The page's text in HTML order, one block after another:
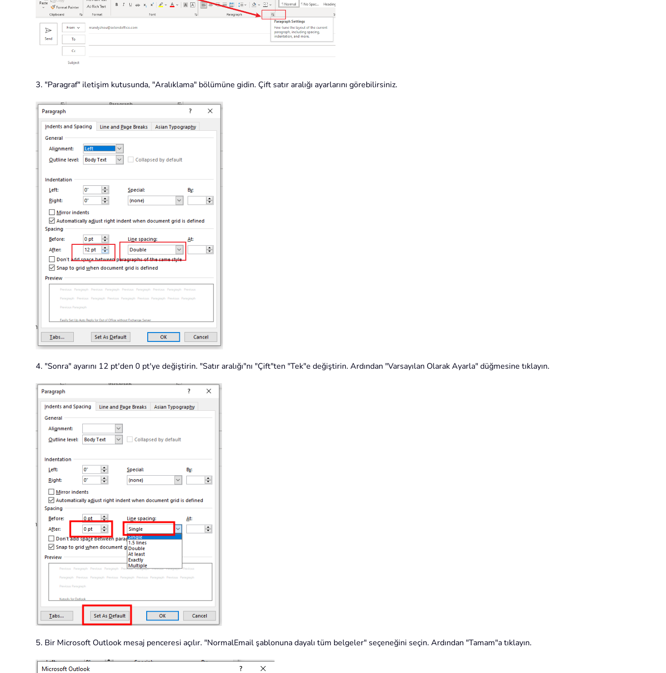
3. "Paragraf" iletişim kutusunda, "Aralıklama" bölümüne gidin. Çift satır aralığı ayarlarını görebilirsiniz.
4. "Sonra" ayarını 12 pt'den 0 pt'ye değiştirin. "Satır aralığı"nı "Çift"ten "Tek"e değiştirin. Ardından "Varsayılan Olarak Ayarla" düğmesine tıklayın.
5. Bir Microsoft Outlook mesaj penceresi açılır. "NormalEmail şablonuna dayalı tüm belgeler" seçeneğini seçin. Ardından "Tamam"a tıklayın.